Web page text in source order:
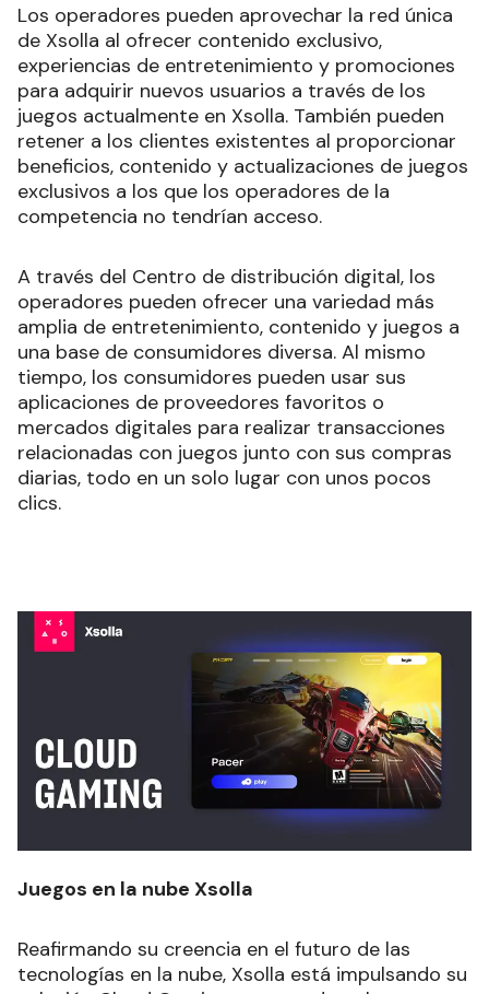
Los operadores pueden aprovechar la red única
de Xsolla al ofrecer contenido exclusivo,
experiencias de entretenimiento y promociones
para adquirir nuevos usuarios a través de los
juegos actualmente en Xsolla. También pueden
retener a los clientes existentes al proporcionar
beneficios, contenido y actualizaciones de juegos
exclusivos a los que los operadores de la
competencia no tendrían acceso.
A través del Centro de distribución digital, los
operadores pueden ofrecer una variedad más
amplia de entretenimiento, contenido y juegos a
una base de consumidores diversa. Al mismo
tiempo, los consumidores pueden usar sus
aplicaciones de proveedores favoritos o
mercados digitales para realizar transacciones
relacionadas con juegos junto con sus compras
diarias, todo en un solo lugar con unos pocos
clics.
Juegos en la nube Xsolla
Reafirmando su creencia en el futuro de las
tecnologías en la nube, Xsolla está impulsando su